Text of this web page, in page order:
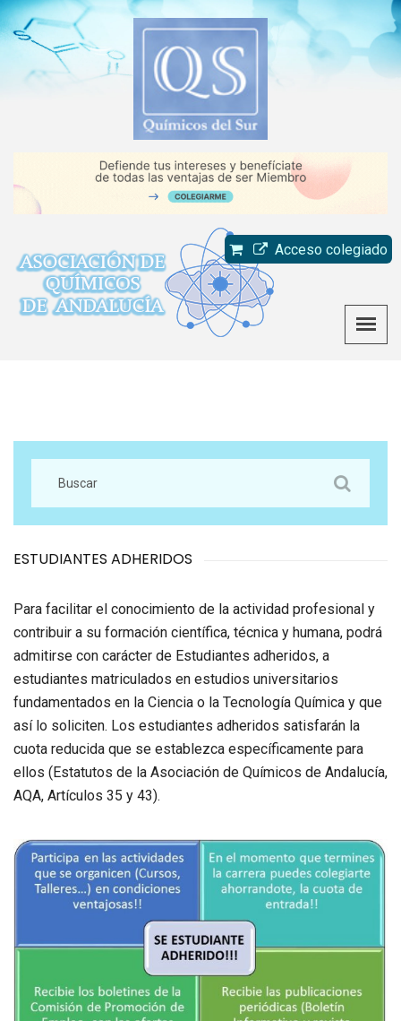
Acceso colegiado
ESTUDIANTES ADHERIDOS
Para facilitar el conocimiento de la actividad profesional y
contribuir a su formación científica, técnica y humana, podrá
admitirse con carácter de Estudiantes adheridos, a
estudiantes matriculados en estudios universitarios
fundamentados en la Ciencia o la Tecnología Química y que
así lo soliciten. Los estudiantes adheridos satisfarán la
cuota reducida que se establezca específicamente para
ellos (Estatutos de la Asociación de Químicos de Andalucía,
AQA, Artículos 35 y 43).